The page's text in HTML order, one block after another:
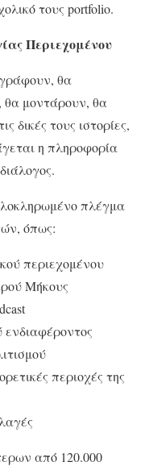
τους portfolio.
Περιεχομένου
θα
μοντάρουν, θα
δικές τους ιστορίες,
η πληροφορία
πλέγμα
όπως:
περιεχομένου
Μήκους
ενδιαφέροντος
περιοχές της
από 120.000